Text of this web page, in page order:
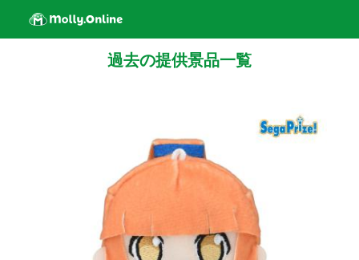
過去の提供景品一覧